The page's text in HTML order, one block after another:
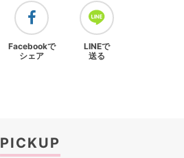
Facebookで
シェア
LINEで
送る
PICKUP